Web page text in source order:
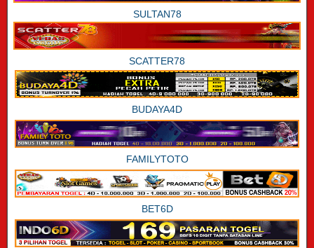
SULTAN78
SCATTER78
BUDAYA4D
FAMILYTOTO
BET6D